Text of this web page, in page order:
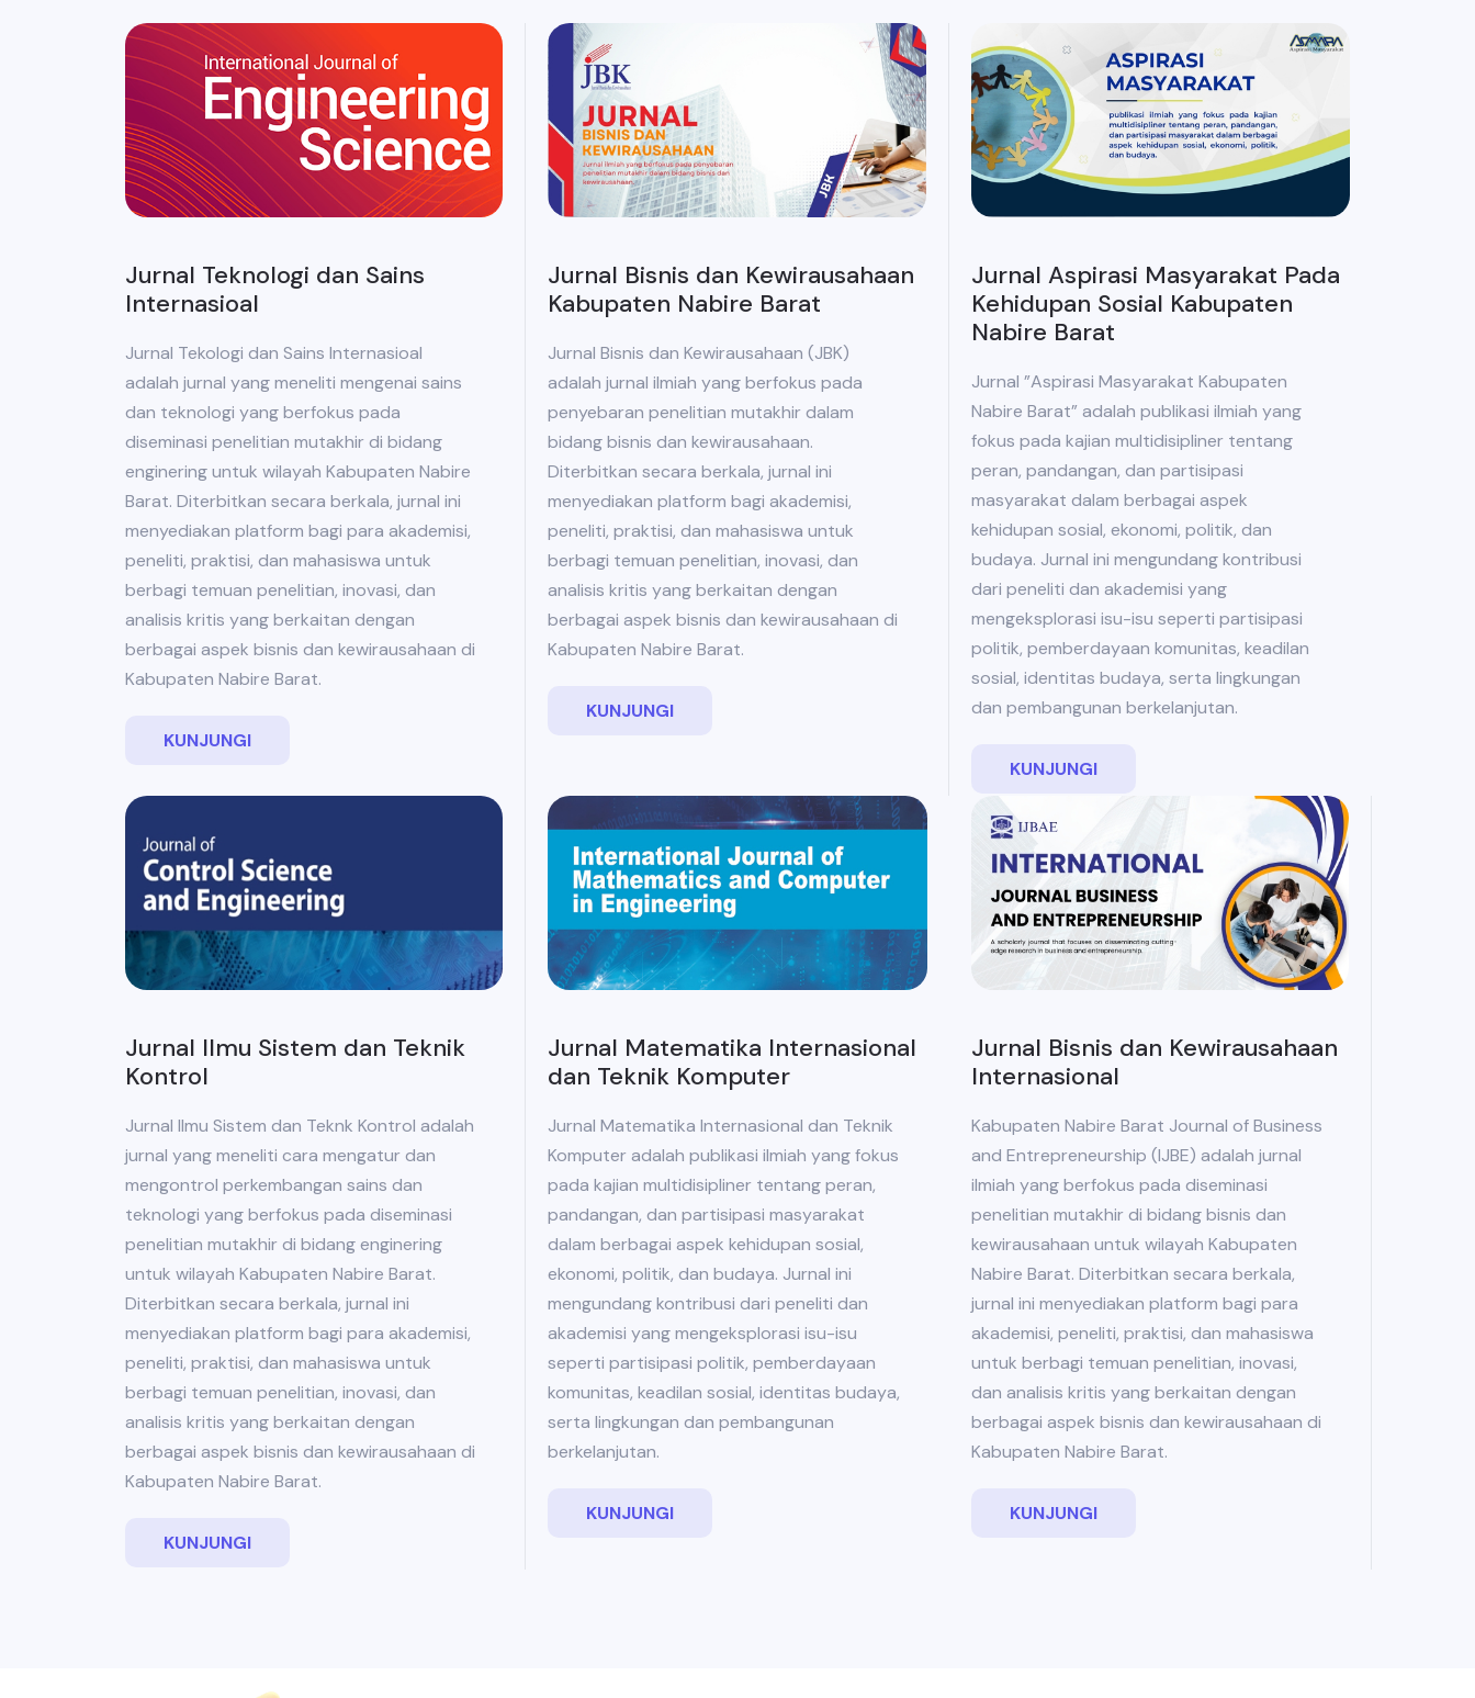
Jurnal Teknologi dan Sains
Internasioal
Jurnal Tekologi dan Sains Internasioal
adalah jurnal yang meneliti mengenai sains
dan teknologi yang berfokus pada
diseminasi penelitian mutakhir di bidang
enginering untuk wilayah Kabupaten Nabire
Barat. Diterbitkan secara berkala, jurnal ini
menyediakan platform bagi para akademisi,
peneliti, praktisi, dan mahasiswa untuk
berbagi temuan penelitian, inovasi, dan
analisis kritis yang berkaitan dengan
berbagai aspek bisnis dan kewirausahaan di
Kabupaten Nabire Barat.
KUNJUNGI
Jurnal Bisnis dan Kewirausahaan
Kabupaten Nabire Barat
Jurnal Bisnis dan Kewirausahaan (JBK)
adalah jurnal ilmiah yang berfokus pada
penyebaran penelitian mutakhir dalam
bidang bisnis dan kewirausahaan.
Diterbitkan secara berkala, jurnal ini
menyediakan platform bagi akademisi,
peneliti, praktisi, dan mahasiswa untuk
berbagi temuan penelitian, inovasi, dan
analisis kritis yang berkaitan dengan
berbagai aspek bisnis dan kewirausahaan di
Kabupaten Nabire Barat.
KUNJUNGI
Jurnal Aspirasi Masyarakat Pada
Kehidupan Sosial Kabupaten
Nabire Barat
Jurnal ”Aspirasi Masyarakat Kabupaten
Nabire Barat” adalah publikasi ilmiah yang
fokus pada kajian multidisipliner tentang
peran, pandangan, dan partisipasi
masyarakat dalam berbagai aspek
kehidupan sosial, ekonomi, politik, dan
budaya. Jurnal ini mengundang kontribusi
dari peneliti dan akademisi yang
mengeksplorasi isu-isu seperti partisipasi
politik, pemberdayaan komunitas, keadilan
sosial, identitas budaya, serta lingkungan
dan pembangunan berkelanjutan.
KUNJUNGI
Jurnal Ilmu Sistem dan Teknik
Kontrol
Jurnal Ilmu Sistem dan Teknk Kontrol adalah
jurnal yang meneliti cara mengatur dan
mengontrol perkembangan sains dan
teknologi yang berfokus pada diseminasi
penelitian mutakhir di bidang enginering
untuk wilayah Kabupaten Nabire Barat.
Diterbitkan secara berkala, jurnal ini
menyediakan platform bagi para akademisi,
peneliti, praktisi, dan mahasiswa untuk
berbagi temuan penelitian, inovasi, dan
analisis kritis yang berkaitan dengan
berbagai aspek bisnis dan kewirausahaan di
Kabupaten Nabire Barat.
KUNJUNGI
Jurnal Matematika Internasional
dan Teknik Komputer
Jurnal Matematika Internasional dan Teknik
Komputer adalah publikasi ilmiah yang fokus
pada kajian multidisipliner tentang peran,
pandangan, dan partisipasi masyarakat
dalam berbagai aspek kehidupan sosial,
ekonomi, politik, dan budaya. Jurnal ini
mengundang kontribusi dari peneliti dan
akademisi yang mengeksplorasi isu-isu
seperti partisipasi politik, pemberdayaan
komunitas, keadilan sosial, identitas budaya,
serta lingkungan dan pembangunan
berkelanjutan.
KUNJUNGI
Jurnal Bisnis dan Kewirausahaan
Internasional
Kabupaten Nabire Barat Journal of Business
and Entrepreneurship (IJBE) adalah jurnal
ilmiah yang berfokus pada diseminasi
penelitian mutakhir di bidang bisnis dan
kewirausahaan untuk wilayah Kabupaten
Nabire Barat. Diterbitkan secara berkala,
jurnal ini menyediakan platform bagi para
akademisi, peneliti, praktisi, dan mahasiswa
untuk berbagi temuan penelitian, inovasi,
dan analisis kritis yang berkaitan dengan
berbagai aspek bisnis dan kewirausahaan di
Kabupaten Nabire Barat.
KUNJUNGI